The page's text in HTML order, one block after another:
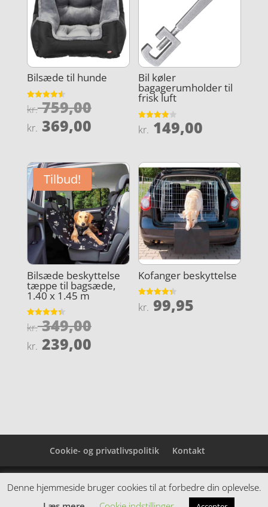
Bilsæde til hunde
Vurderet
4.6
kr.759,00Den
oprindelige
kr. 759,00.
kr. 369,00Den
er:
kr. 369,00.
Bil køler
bagagerumholder til
frisk luft
Vurderet
3.9
kr. 149,00
Tilbud!
Bilsæde beskyttelse
tæppe til bagsæde,
1.40 x 1.45 m
Vurderet
4.3
kr.349,00Den
oprindelige
kr. 239,00Den
Kofanger beskyttelse
Vurderet
4.3
kr. 99,95
Cookie- og privatlivspolitik Kontakt
Denne hjemmeside samler et bredt udvalg af
spændende varer. Siden er et affiiliatesite, og nogle
Denne hjemmeside bruger cookies til at forbedre din oplevelse.